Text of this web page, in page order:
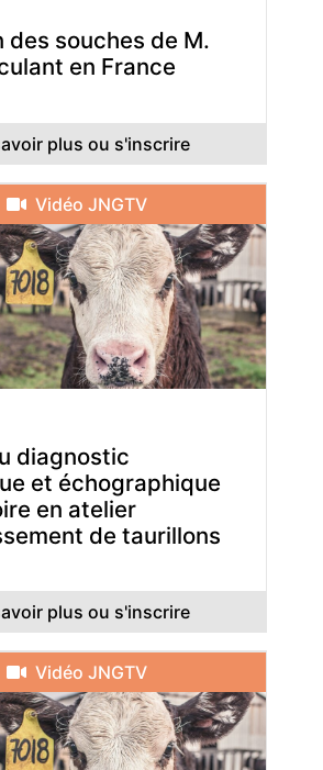
des souches de M.
en France
plus ou s'inscrire
Vidéo JNGTV
diagnostic
et échographique
en atelier
de taurillons
plus ou s'inscrire
Vidéo JNGTV